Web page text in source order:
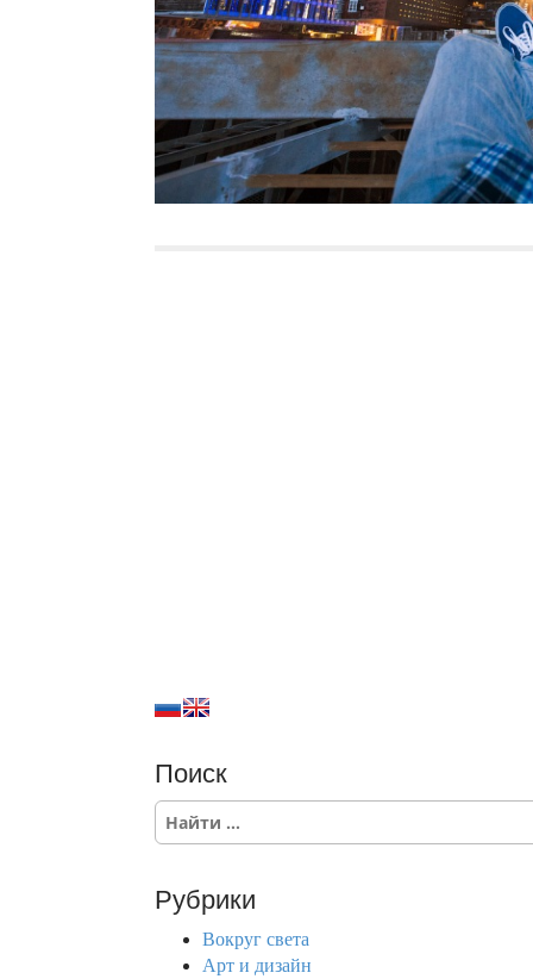
Поиск
S
e
c
Рубрики
Вокруг света
Арт и дизайн